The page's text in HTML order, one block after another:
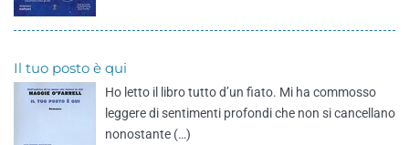
Il tuo posto è qui
Ho letto il libro tutto d’un fiato. Mi ha commosso
leggere di sentimenti profondi che non si cancellano
nonostante (…)